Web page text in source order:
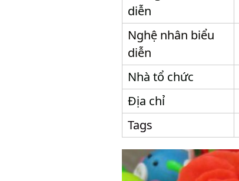
diễn
Nghệ nhân biểu
diễn
Nhà tổ chức
Địa chỉ
Tags